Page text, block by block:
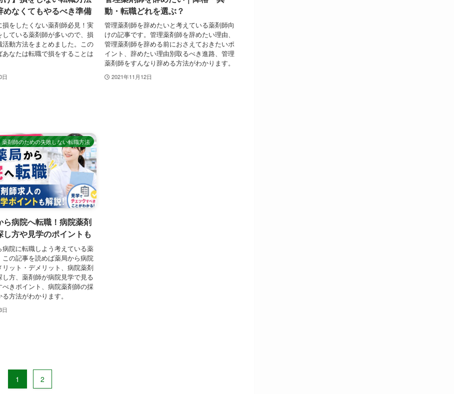
めなくてもやるべき準備
損をしたくない薬剤師必見！実
している薬剤師が多いので、損
活動方法をまとめました。この
なたは転職で損をすることは
日
動・転職どれを選ぶ？
管理薬剤師を辞めたいと考えている薬剤師向
けの記事です。管理薬剤師を辞めたい理由、
管理薬剤師を辞める前におさえておきたいポ
イント、辞めたい理由別取るべき進路、管理
薬剤師をすんなり辞める方法がわかります。
2021年11月12日
薬剤師のための失敗しない転職方法
ら病院へ転職！病院薬剤
し方や見学のポイントも
病院に転職しよう考えている薬
この記事を読めば薬局から病院
リット・デメリット、病院薬剤
方、薬剤師が病院見学で見る
べきポイント、病院薬剤師の採
方法がわかります。
日
1 2